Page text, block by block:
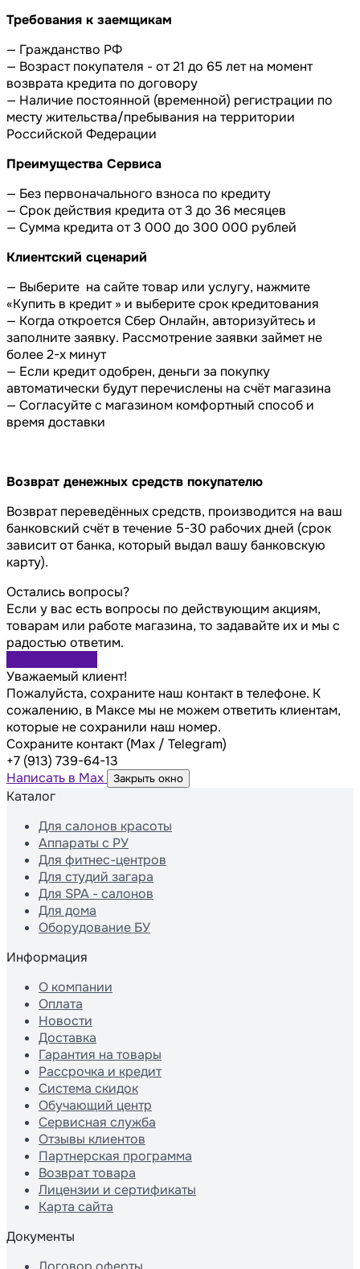
Требования к заемщикам
— Гражданство РФ
— Возраст покупателя - от 21 до 65 лет на момент
возврата кредита по договору
— Наличие постоянной (временной) регистрации по
месту жительства/пребывания на территории
Российской Федерации
Преимущества Сервиса
— Без первоначального взноса по кредиту
— Срок действия кредита от 3 до 36 месяцев
— Сумма кредита от 3 000 до 300 000 рублей
Клиентский сценарий
— Выберите на сайте товар или услугу, нажмите
«Купить в кредит » и выберите срок кредитования
— Когда откроется Сбер Онлайн, авторизуйтесь и
заполните заявку. Рассмотрение заявки займет не
более 2-х минут
— Если кредит одобрен, деньги за покупку
автоматически будут перечислены на счёт магазина
— Согласуйте с магазином комфортный способ и
время доставки
Возврат денежных средств покупателю
Возврат переведённых средств, производится на ваш
банковский счёт в течение 5-30 рабочих дней (срок
зависит от банка, который выдал вашу банковскую
карту).
Остались вопросы?
Если у вас есть вопросы по действующим акциям,
товарам или работе магазина, то задавайте их и мы с
радостью ответим.
Уважаемый клиент!
Пожалуйста, сохраните наш контакт в телефоне. К
сожалению, в Максе мы не можем ответить клиентам,
которые не сохранили наш номер.
Сохраните контакт (Max / Telegram)
+7 (913) 739-64-13
Написать в Max
Закрыть окно
Каталог
Для салонов красоты
Аппараты с РУ
Для фитнес-центров
Для студий загара
Для SPA - салонов
Для дома
Оборудование БУ
Информация
О компании
Оплата
Новости
Доставка
Гарантия на товары
Рассрочка и кредит
Система скидок
Обучающий центр
Сервисная служба
Отзывы клиентов
Партнерская программа
Возврат товара
Лицензии и сертификаты
Карта сайта
Документы